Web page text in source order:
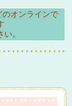
オンラインで
。